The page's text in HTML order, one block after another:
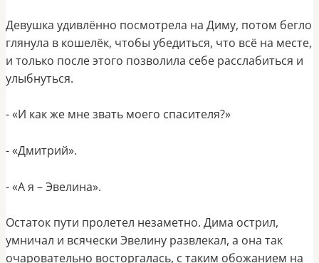
Девушка удивлённо посмотрела на Диму, потом бегло
глянула в кошелёк, чтобы убедиться, что всё на месте,
и только после этого позволила себе расслабиться и
улыбнуться.
- «И как же мне звать моего спасителя?»
- «Дмитрий».
- «А я – Эвелина».
Остаток пути пролетел незаметно. Дима острил,
умничал и всячески Эвелину развлекал, а она так
очаровательно восторгалась, с таким обожанием на